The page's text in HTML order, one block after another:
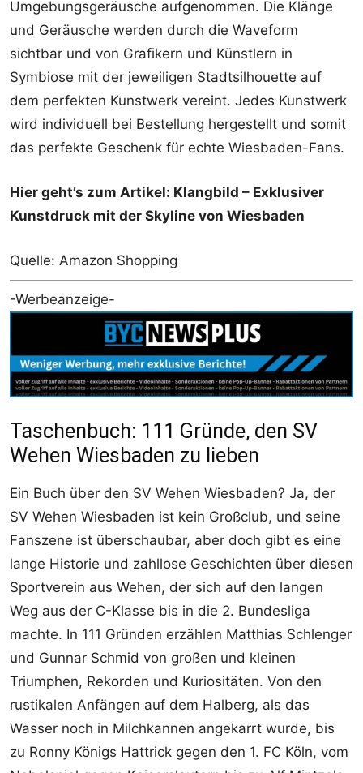
Umgebungsgeräusche aufgenommen. Die Klänge
und Geräusche werden durch die Waveform
sichtbar und von Grafikern und Künstlern in
Symbiose mit der jeweiligen Stadtsilhouette auf
dem perfekten Kunstwerk vereint. Jedes Kunstwerk
wird individuell bei Bestellung hergestellt und somit
das perfekte Geschenk für echte Wiesbaden-Fans.
Hier geht’s zum Artikel: Klangbild – Exklusiver
Kunstdruck mit der Skyline von Wiesbaden
Quelle: Amazon Shopping
-Werbeanzeige-
Taschenbuch: 111 Gründe, den SV
Wehen Wiesbaden zu lieben
Ein Buch über den SV Wehen Wiesbaden? Ja, der
SV Wehen Wiesbaden ist kein Großclub, und seine
Fanszene ist überschaubar, aber doch gibt es eine
lange Historie und zahllose Geschichten über diesen
Sportverein aus Wehen, der sich auf den langen
Weg aus der C-Klasse bis in die 2. Bundesliga
machte. In 111 Gründen erzählen Matthias Schlenger
und Gunnar Schmid von großen und kleinen
Triumphen, Rekorden und Kuriositäten. Von den
rustikalen Anfängen auf dem Halberg, als das
Wasser noch in Milchkannen angekarrt wurde, bis
zu Ronny Königs Hattrick gegen den 1. FC Köln, vom